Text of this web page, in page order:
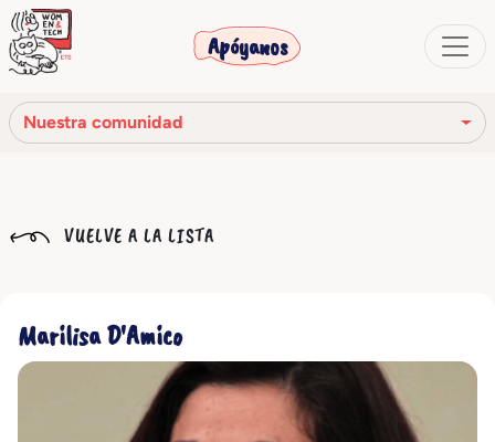
Apóyanos
Nuestra comunidad
Nuestra historia
Nuestra red
VUELVE A LA LISTA
Marilisa D'Amico